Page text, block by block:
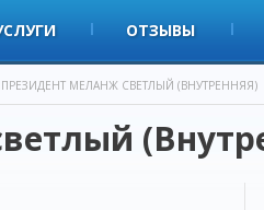
ОТЗЫВЫ
ПРЕЗИДЕНТ МЕЛАНЖ СВЕТЛЫЙ (ВНУТРЕННЯЯ)